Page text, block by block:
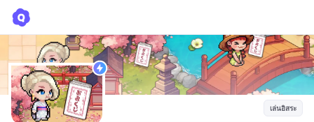
เล่นอิสระ